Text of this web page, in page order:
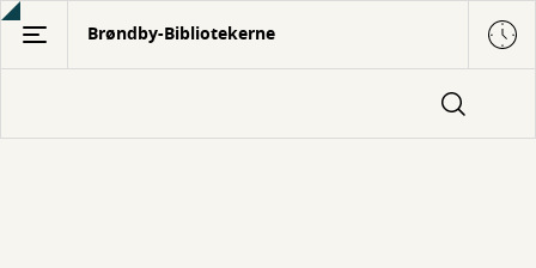
Gå
hovedindhold
Brøndby-Bibliotekerne